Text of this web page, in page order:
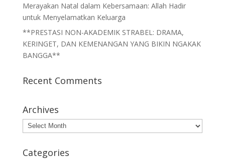
Merayakan Natal dalam Kebersamaan: Allah Hadir
untuk Menyelamatkan Keluarga
**PRESTASI NON-AKADEMIK STRABEL: DRAMA,
KERINGET, DAN KEMENANGAN YANG BIKIN NGAKAK
BANGGA**
Recent Comments
Archives
Archives
Categories